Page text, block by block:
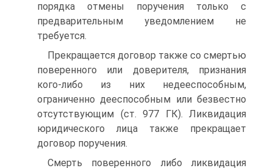
порядка отмены поручения только с
предварительным уведомлением не
требуется.
Прекращается договор также со смертью
поверенного или доверителя, признания
кого-либо из них недееспособным,
ограниченно дееспособным или безвестно
отсутствующим (ст. 977 ГК). Ликвидация
юридического лица также прекращает
договор поручения.
Смерть поверенного либо ликвидация